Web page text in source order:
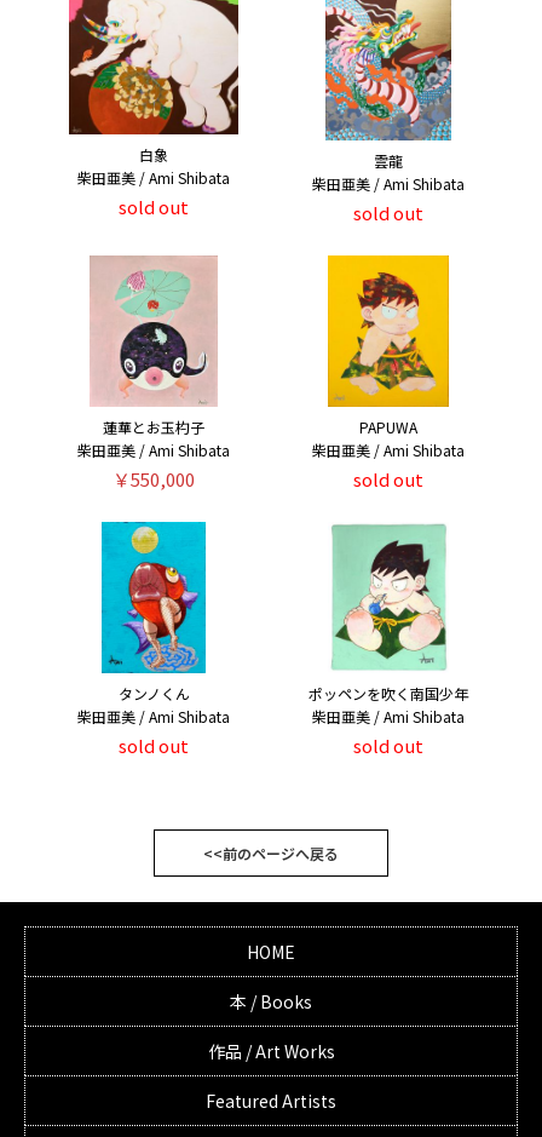
白象
柴田亜美 / Ami Shibata
sold out
雲龍
柴田亜美 / Ami Shibata
sold out
蓮華とお玉杓子
柴田亜美 / Ami Shibata
￥550,000
PAPUWA
柴田亜美 / Ami Shibata
sold out
タンノくん
柴田亜美 / Ami Shibata
sold out
ポッペンを吹く南国少年
柴田亜美 / Ami Shibata
sold out
<<前のページへ戻る
HOME
本 / Books
作品 / Art Works
Featured Artists